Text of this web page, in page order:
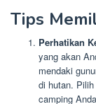
Tips
Perhatikan
yang akan
mendaki
di hutan.
camping